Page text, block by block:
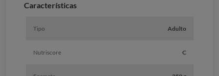
Características
Tipo Adulto
Nutriscore C